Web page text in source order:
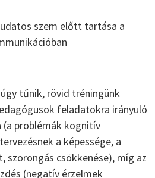
szem előtt tartása a
tűnik, rövid tréningünk
feladatokra irányuló
problémák kognitív
a képessége, a
szorongás csökkenése), míg az
(negatív érzelmek